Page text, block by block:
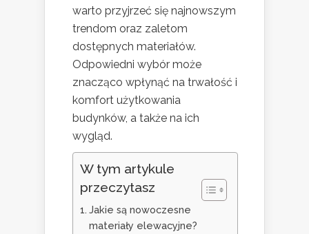
warto przyjrzeć się najnowszym
trendom oraz zaletom
dostępnych materiałów.
Odpowiedni wybór może
znacząco wpłynąć na trwałość i
komfort użytkowania
budynków, a także na ich
wygląd.
W tym artykule
przeczytasz
Jakie są nowoczesne
materiały elewacyjne?